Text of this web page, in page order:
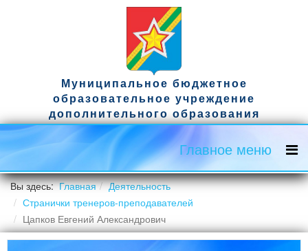
Муниципальное бюджетное
образовательное учреждение
дополнительного образования
спортивная школа имени гвардии
капитана Д.А. Ужвака
Официальный сайт
Главное меню
Вы здесь:Главная
Деятельность
Странички тренеров-преподавателей
Цапков Евгений Александрович